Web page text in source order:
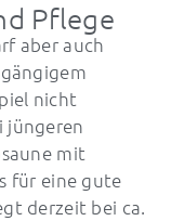
Pflege
aber auch
nicht
jüngeren
mit
für eine gute
derzeit bei ca.